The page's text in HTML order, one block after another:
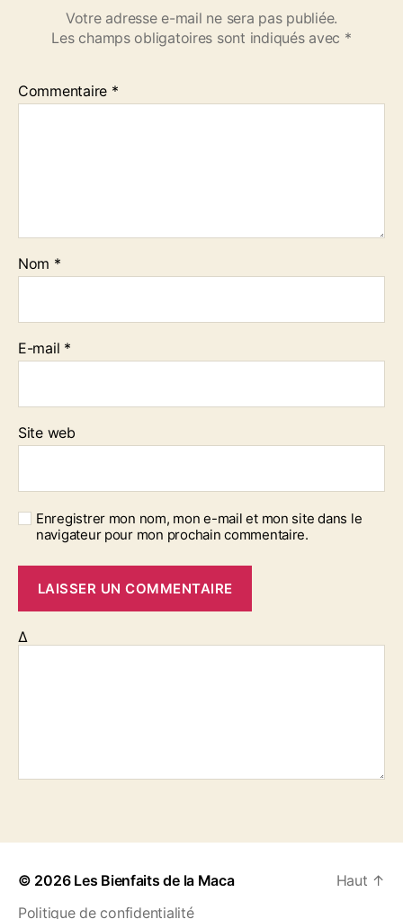
Votre adresse e-mail ne sera pas publiée.
Les champs obligatoires sont indiqués avec *
Commentaire *
Nom *
E-mail *
Site web
Enregistrer mon nom, mon e-mail et mon site dans le
navigateur pour mon prochain commentaire.
Δ
© 2026 Les Bienfaits de la Maca
Politique de confidentialité
Haut ↑